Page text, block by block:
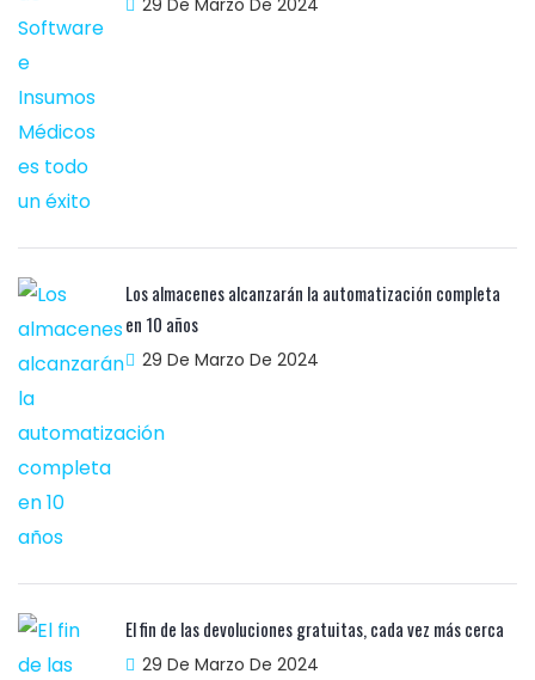
29 De Marzo De 2024
Los almacenes alcanzarán la automatización completa
en 10 años
29 De Marzo De 2024
El fin de las devoluciones gratuitas, cada vez más cerca
29 De Marzo De 2024